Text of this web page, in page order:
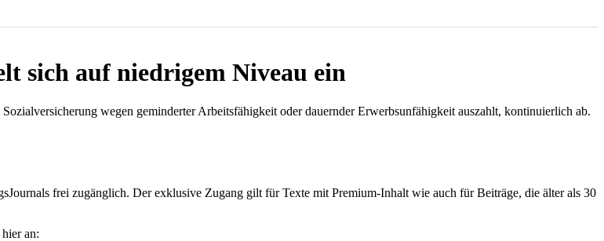
sich auf niedrigem Niveau ein
wegen geminderter Arbeitsfähigkeit oder dauernder Erwerbsunfähigkeit auszahlt, kontinuierlich ab.
frei zugänglich. Der exklusive Zugang gilt für Texte mit Premium-Inhalt wie auch für Beiträge, die älter als 30
an: